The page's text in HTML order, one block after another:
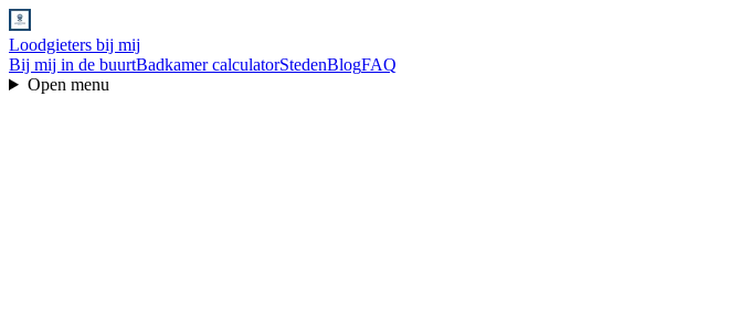
Loodgieters bij mij
Bij mij in de buurtBadkamer calculatorStedenBlogFAQ
Open menu